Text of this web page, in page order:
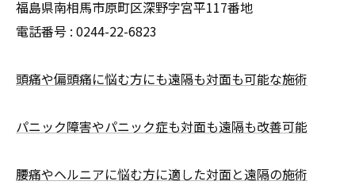
福島県南相馬市原町区深野字宮平117番地
電話番号 : 0244-22-6823
頭痛や偏頭痛に悩む方にも遠隔も対面も可能な施術
パニック障害やパニック症も対面も遠隔も改善可能
腰痛やヘルニアに悩む方に適した対面と遠隔の施術